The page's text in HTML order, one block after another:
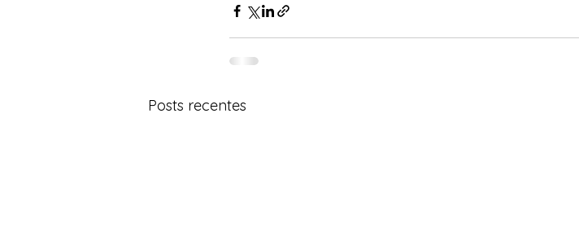
Posts recentes